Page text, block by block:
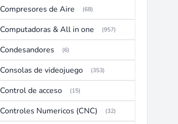
Compresores de Aire (68)
Computadoras & All in one (957)
Condesandores (6)
Consolas de videojuego (353)
Control de acceso (15)
Controles Numericos (CNC) (32)